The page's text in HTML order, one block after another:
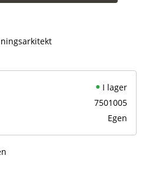
I lager
7501005
Egen